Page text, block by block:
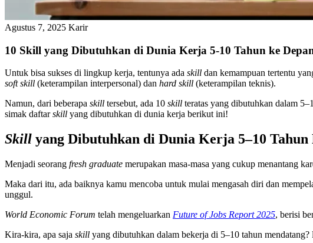
Agustus 7, 2025 Karir
10 Skill yang Dibutuhkan di Dunia Kerja 5-10 Tahun ke
Untuk bisa sukses di lingkup kerja, tentunya ada skill dan kemampuan tertentu
soft skill (keterampilan interpersonal) dan hard skill (keterampilan teknis).
Namun, dari beberapa skill tersebut, ada 10 skill teratas yang dibutuhkan dalam
simak daftarskill yang dibutuhkan di dunia kerja berikut ini!
Skill yang Dibutuhkan di Dunia Kerja 5–10 Tahun
Menjadi seorang fresh graduate merupakan masa-masa yang cukup menantang
Maka dari itu, ada baiknya kamu mencoba untuk mulai mengasah diri dan
unggul.
World Economic Forum telah mengeluarkan Future of Jobs Report 2025, berisi
Kira-kira, apa saja skill yang dibutuhkan dalam bekerja di 5–10 tahun